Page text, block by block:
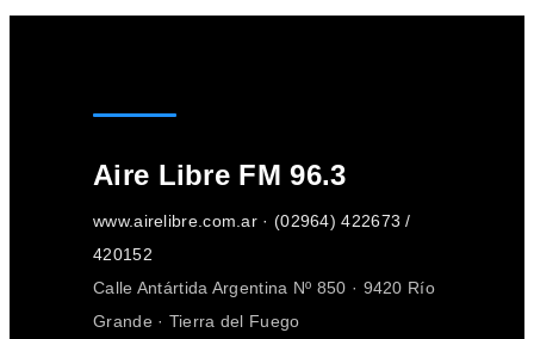
Aire Libre FM 96.3
www.airelibre.com.ar · (02964) 422673 /
420152
Calle Antártida Argentina Nº 850 · 9420 Río
Grande · Tierra del Fuego